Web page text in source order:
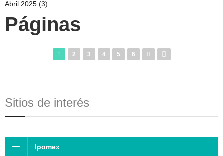
Abril 2025 (3)
Páginas
1 2 3 4 5 6
Sitios de interés
Ipomex